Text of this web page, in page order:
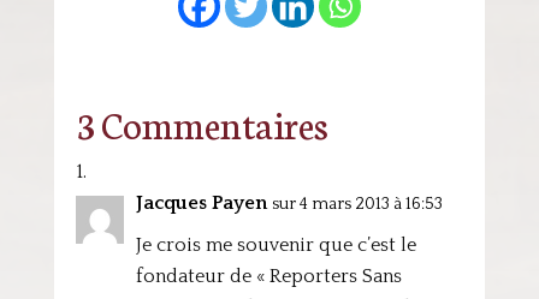
3 Commentaires
Jacques Payen sur 4 mars 2013 à 16:53
Je crois me souvenir que c’est le
fondateur de « Reporters Sans